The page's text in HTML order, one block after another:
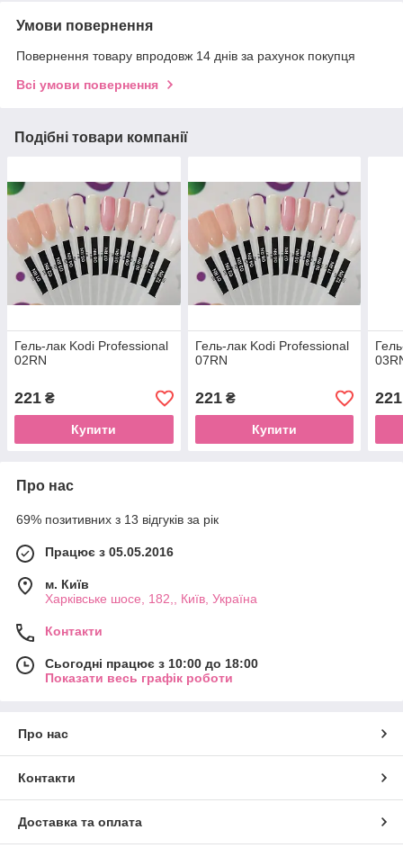
Умови повернення
Повернення товару впродовж 14 днів за рахунок покупця
Всі умови повернення
Подібні товари компанії
Гель-лак Kodi Professional
02RN
221 ₴
Купити
Гель-лак Kodi Professional
07RN
221₴
Купити
221
Про нас
69% позитивних з 13 відгуків за рік
Працює з 05.05.2016
м. Київ
Харківське шосе, 182,, Київ, Україна
Контакти
Сьогодні працює з 10:00 до 18:00
Показати весь графік роботи
Про нас
Контакти
Доставка та оплата